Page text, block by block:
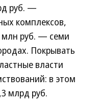
руб. —
комплексов,
млн руб. — семи
Покрывать
власти
в этом
млрд руб.